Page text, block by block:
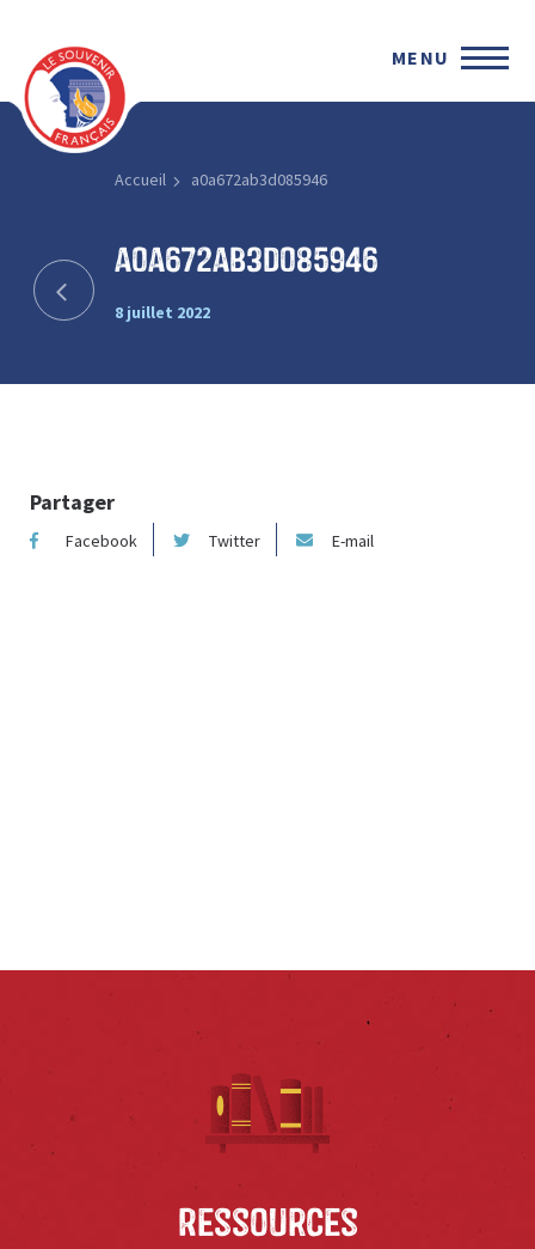
MENU
Accueil a0a672ab3d085946
a0a672ab3d085946
8 juillet 2022
Partager
Facebook Twitter E-mail
Ressources